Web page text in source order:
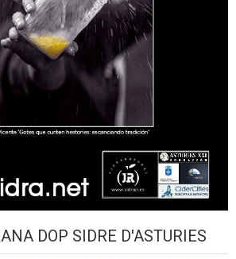
DOP SIDRE D'ASTURIES